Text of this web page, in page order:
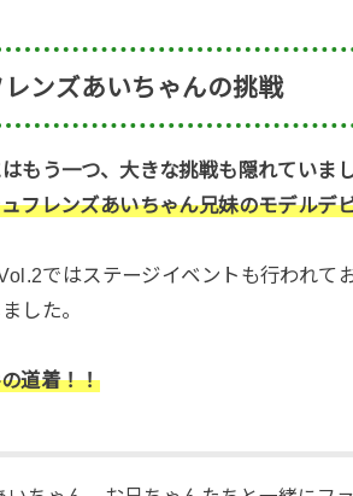
ンズあいちゃんの挑戦
もう一つ、大きな挑戦も隠れていまし
フレンズあいちゃん兄妹のモデルデ
ではステージイベントも行われて
した。
道着！！